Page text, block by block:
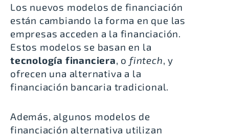
Los nuevos modelos de financiación
están cambiando la forma en que las
empresas acceden a la financiación.
Estos modelos se basan en la
tecnología financiera, o fintech, y
ofrecen una alternativa a la
financiación bancaria tradicional.
Además, algunos modelos de
financiación alternativa utilizan